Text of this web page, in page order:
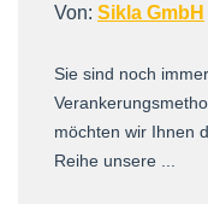
Von: Sikla GmbH
Sie sind noch
möchten wir Ihnen
Reihe unsere ...